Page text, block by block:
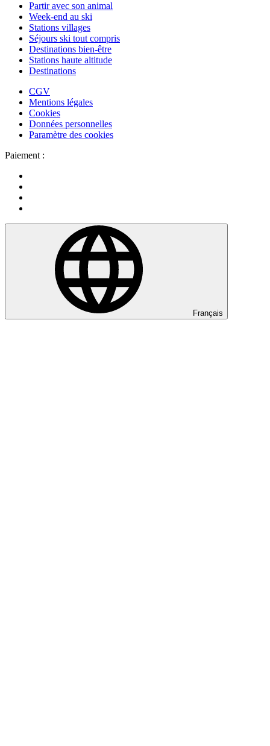
Partir avec son animal
Week-end au ski
Stations villages
Séjours ski tout compris
Destinations bien-être
Stations haute altitude
Destinations
CGV
Mentions légales
Cookies
Données personnelles
Paramètre des cookies
Paiement :
Français